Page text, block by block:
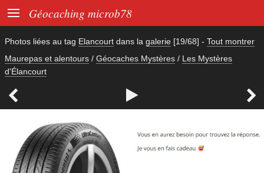
 Géocaching microb78
Photos liées au tag Elancourt dans la galerie [19/68] - Tout montrer
Maurepas et alentours / Géocaches Mystères / Les Mystères
d'Élancourt
  